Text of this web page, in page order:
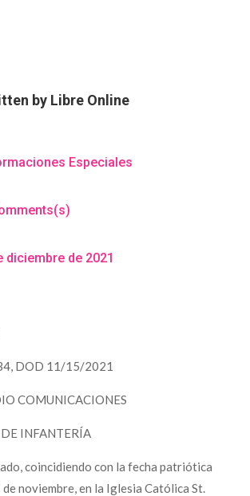
by Libre Online
Especiales
diciembre de 2021
DOD 11/15/2021
COMUNICACIONES
INFANTERÍA
coincidiendo con la fecha patriótica
de noviembre, en la Iglesia Católica St.